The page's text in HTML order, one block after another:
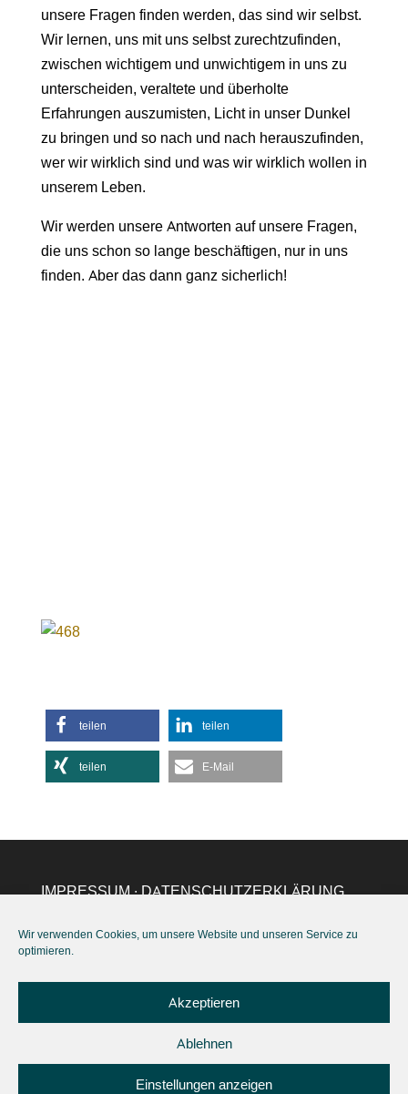
Wir verwenden Cookies, um unsere Website und unseren Service zu
optimieren.
Akzeptieren
Ablehnen
Einstellungen anzeigen
unsere Fragen finden werden, das sind wir selbst.
Wir lernen, uns mit uns selbst zurechtzufinden,
zwischen wichtigem und unwichtigem in uns zu
unterscheiden, veraltete und überholte
Erfahrungen auszumisten, Licht in unser Dunkel
zu bringen und so nach und nach herauszufinden,
wer wir wirklich sind und was wir wirklich wollen in
unserem Leben.
Wir werden unsere Antworten auf unsere Fragen,
die uns schon so lange beschäftigen, nur in uns
finden. Aber das dann ganz sicherlich!
teilen teilen
teilen E-Mail
IMPRESSUM∙DATENSCHUTZERKLÄRUNG
life.eu,+49(0)157 37886122